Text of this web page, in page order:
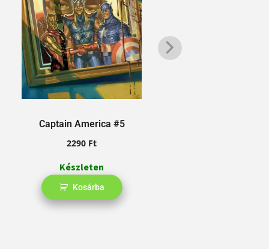
Captain America #5
2290 Ft
Készleten
Kosárba